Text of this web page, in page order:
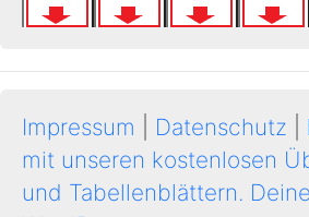
Impressum Datenschutz
mit unseren kostenlosen
und Tabellenblättern.